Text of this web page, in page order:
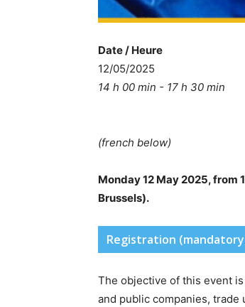
Date / Heure
12/05/2025
14 h 00 min - 17 h 30 min
(french below)
Monday 12 May 2025, from
Brussels).
Registration
The objective of this event
and public companies,